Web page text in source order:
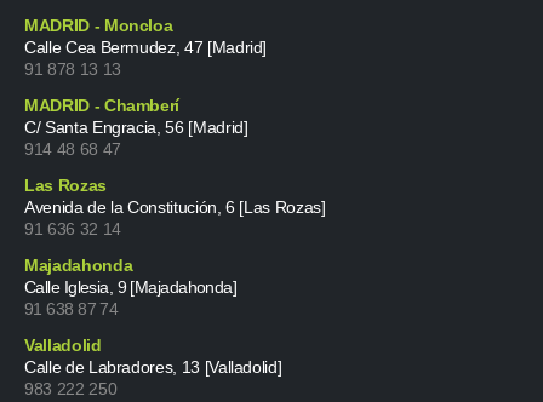
MADRID - Moncloa
Calle Cea Bermudez, 47 [Madrid]
91 878 13 13
MADRID - Chamberí
C/ Santa Engracia, 56 [Madrid]
914 48 68 47
Las Rozas
Avenida de la Constitución, 6 [Las Rozas]
91 636 32 14
Majadahonda
Calle Iglesia, 9 [Majadahonda]
91 638 87 74
Valladolid
Calle de Labradores, 13 [Valladolid]
983 222 250